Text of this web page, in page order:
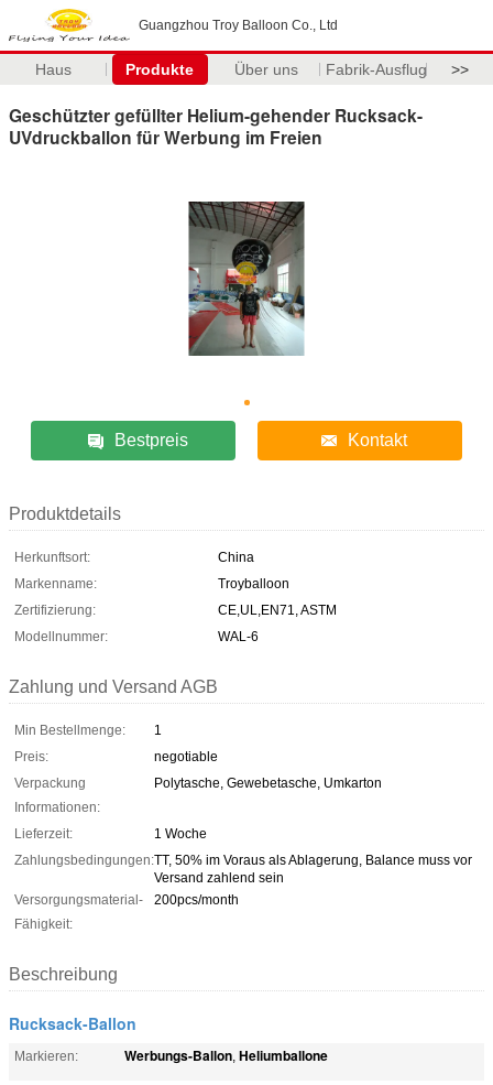
Guangzhou Troy Balloon Co., Ltd
Haus Produkte Über uns Fabrik-Ausflug >>
Geschützter gefüllter Helium-gehender Rucksack-
UVdruckballon für Werbung im Freien
Bestpreis Kontakt
Produktdetails
Herkunftsort:
China
Markenname:
Troyballoon
Zertifizierung:
CE,UL,EN71, ASTM
Modellnummer:
WAL-6
Zahlung und Versand AGB
Min Bestellmenge:
1
Preis:
negotiable
Verpackung
Informationen:
Polytasche, Gewebetasche, Umkarton
Lieferzeit:
1 Woche
Zahlungsbedingungen:TT, 50% im Voraus als Ablagerung, Balance muss vor
Versand zahlend sein
Versorgungsmaterial-
Fähigkeit:
200pcs/month
Beschreibung
Rucksack-Ballon
Markieren: Werbungs-Ballon, Heliumballone